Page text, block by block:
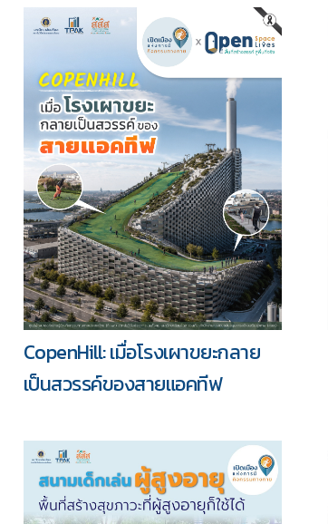
CopenHill: เมื่อโรงเผาขยะกลาย
เป็นสวรรค์ของสายแอคทีฟ